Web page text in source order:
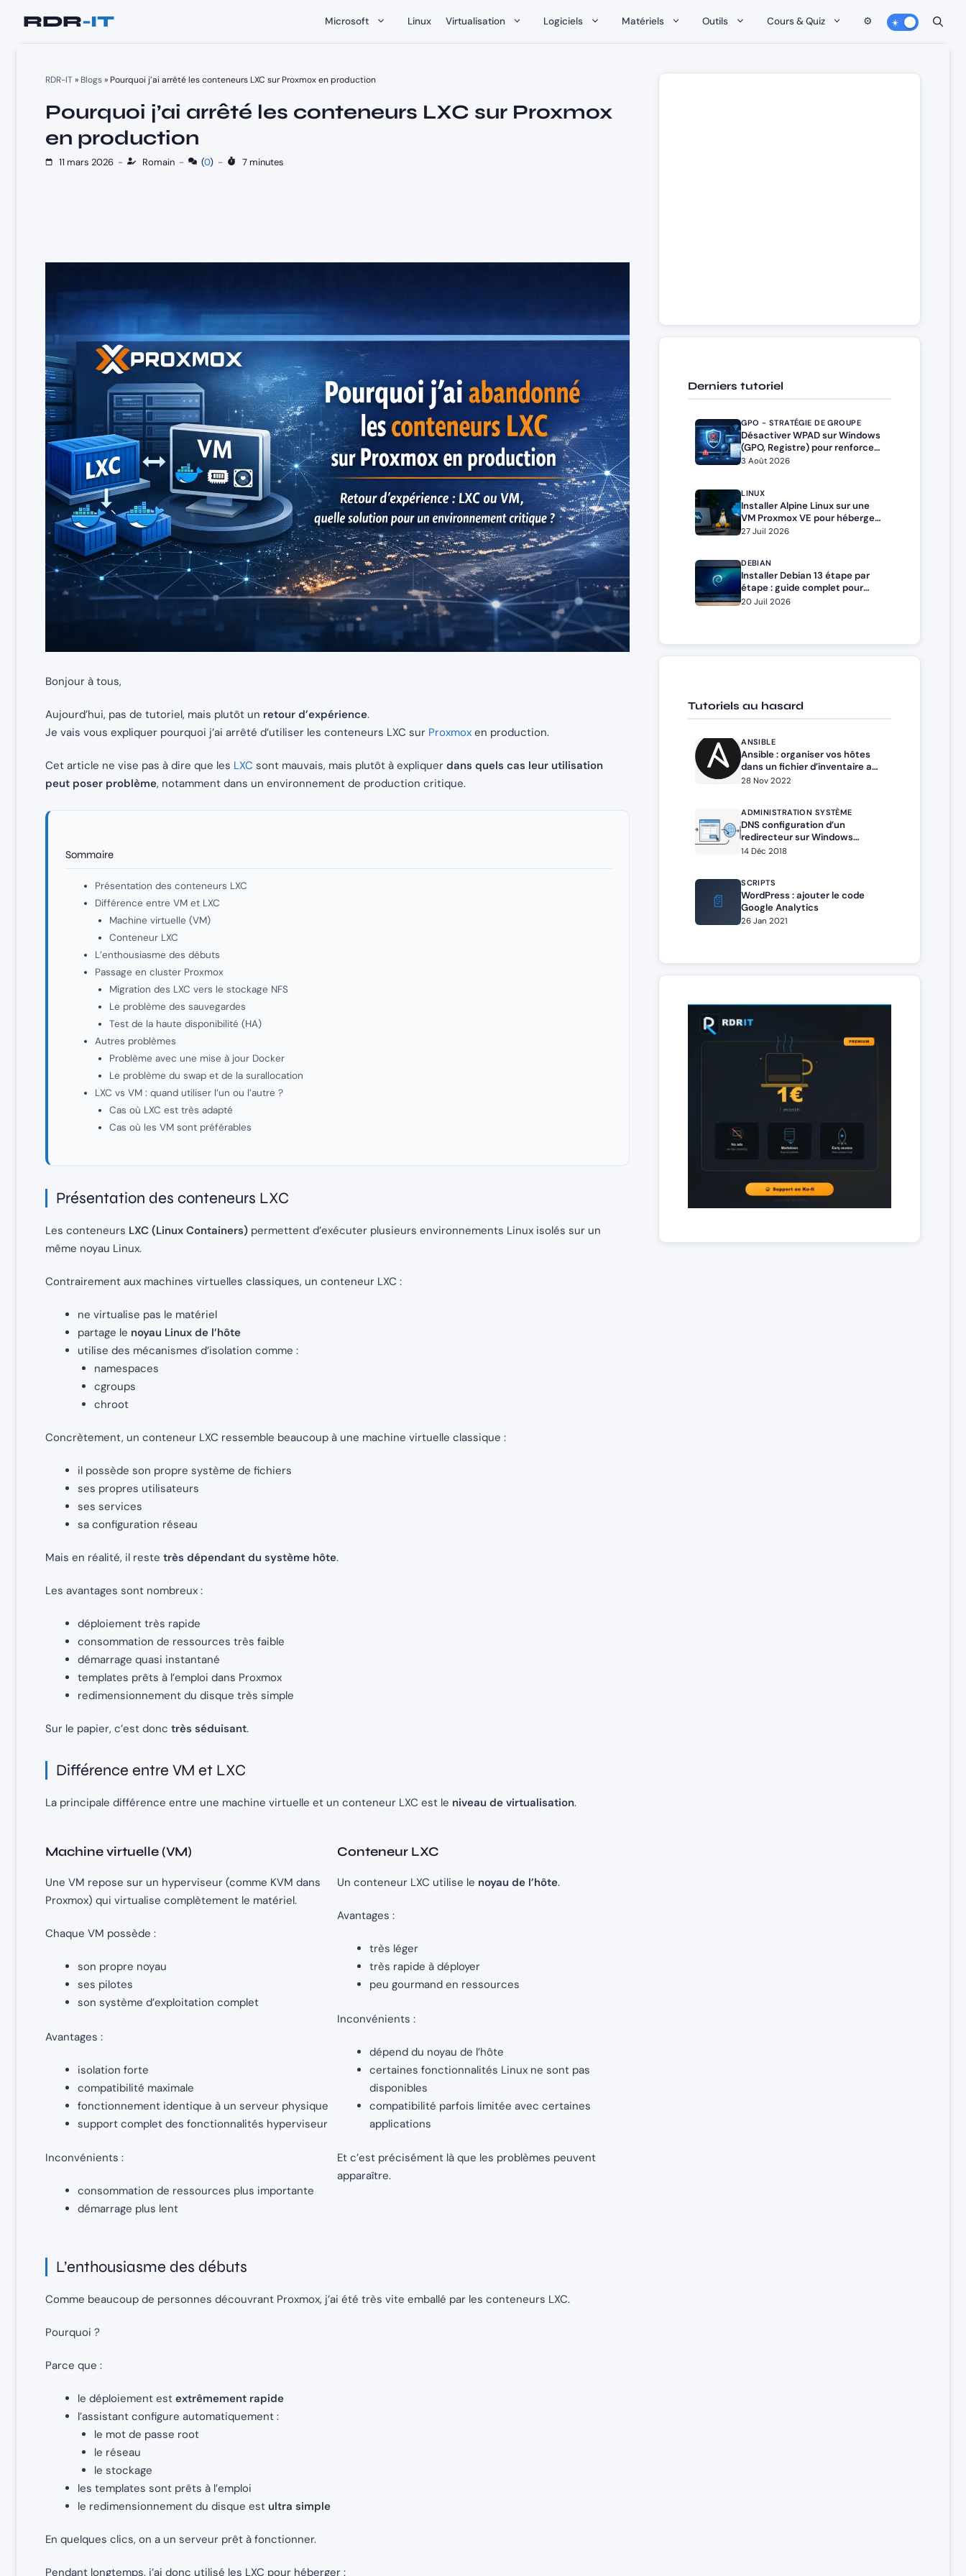
Microsoft Linux Virtualisation Logiciels Matériels Outils Cours & Quiz ⚙️
RDR-IT» Blogs» Pourquoi j’ai arrêté les conteneurs LXC sur Proxmox en production
Pourquoi j’ai arrêté les conteneurs LXC sur Proxmox
en production
11 mars 2026 - Romain - (0) - 7 minutes
Bonjour à tous,
Aujourd’hui, pas de tutoriel, mais plutôt un retour d’expérience.
Je vais vous expliquer pourquoi j’ai arrêté d’utiliser les conteneurs LXC sur Proxmox en production.
Cet article ne vise pas à dire que les LXC sont mauvais, mais plutôt à expliquer dans quels cas leur utilisation
peut poser problème, notamment dans un environnement de production critique.
Sommaire
Présentation des conteneurs LXC
Différence entre VM et LXC
Machine virtuelle (VM)
Conteneur LXC
L’enthousiasme des débuts
Passage en cluster Proxmox
Migration des LXC vers le stockage NFS
Le problème des sauvegardes
Test de la haute disponibilité (HA)
Autres problèmes
Problème avec une mise à jour Docker
Le problème du swap et de la surallocation
LXC vs VM : quand utiliser l’un ou l’autre ?
Cas où LXC est très adapté
Cas où les VM sont préférables
Présentation des conteneurs LXC
Les conteneurs LXC (Linux Containers) permettent d’exécuter plusieurs environnements Linux isolés sur un
même noyau Linux.
Contrairement aux machines virtuelles classiques, un conteneur LXC :
ne virtualise pas le matériel
partage le noyau Linux de l’hôte
utilise des mécanismes d’isolation comme :
namespaces
cgroups
chroot
Concrètement, un conteneur LXC ressemble beaucoup à une machine virtuelle classique :
il possède son propre système de fichiers
ses propres utilisateurs
ses services
sa configuration réseau
Mais en réalité, il reste très dépendant du système hôte.
Les avantages sont nombreux :
déploiement très rapide
consommation de ressources très faible
démarrage quasi instantané
templates prêts à l’emploi dans Proxmox
redimensionnement du disque très simple
Sur le papier, c’est donc très séduisant.
Différence entre VM et LXC
La principale différence entre une machine virtuelle et un conteneur LXC est le niveau de virtualisation.
Machine virtuelle (VM)
Une VM repose sur un hyperviseur (comme KVM dans
Proxmox) qui virtualise complètement le matériel.
Chaque VM possède :
son propre noyau
ses pilotes
son système d’exploitation complet
Avantages :
isolation forte
compatibilité maximale
fonctionnement identique à un serveur physique
support complet des fonctionnalités hyperviseur
Inconvénients :
consommation de ressources plus importante
démarrage plus lent
Conteneur LXC
Un conteneur LXC utilise le noyau de l’hôte.
Avantages :
très léger
très rapide à déployer
peu gourmand en ressources
Inconvénients :
dépend du noyau de l’hôte
certaines fonctionnalités Linux ne sont pas
disponibles
compatibilité parfois limitée avec certaines
applications
Et c’est précisément là que les problèmes peuvent
apparaître.
L’enthousiasme des débuts
Comme beaucoup de personnes découvrant Proxmox, j’ai été très vite emballé par les conteneurs LXC.
Pourquoi ?
Parce que :
le déploiement est extrêmement rapide
l’assistant configure automatiquement :
le mot de passe root
le réseau
le stockage
les templates sont prêts à l’emploi
le redimensionnement du disque est ultra simple
En quelques clics, on a un serveur prêt à fonctionner.
Pendant longtemps, j’ai donc utilisé les LXC pour héberger :
Derniers tutoriel
GPO - STRATÉGIE DE GROUPE
Désactiver WPAD sur Windows
(GPO, Registre) pour renforcer
la sécurité
3 Août 2026
LINUX
Installer Alpine Linux sur une
VM Proxmox VE pour héberger
Docker et Docker Compose
27 Juil 2026
DEBIAN
Installer Debian 13 étape par
étape : guide complet pour
débutants et administrateurs
20 Juil 2026
Tutoriels au hasard
ANSIBLE
Ansible : organiser vos hôtes
dans un fichier d’inventaire au
format YAML
28 Nov 2022
ADMINISTRATION SYSTÈME
DNS configuration d’un
redirecteur sur Windows
Serveur
14 Déc 2018
📄
SCRIPTS
WordPress : ajouter le code
Google Analytics
26 Jan 2021